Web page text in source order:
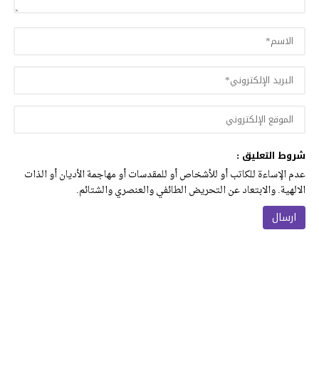
شروط التعليق :
عدم الإساءة للكاتب أو للأشخاص أو للمقدسات أو مهاجمة الأديان أو الذات
الالهية. والابتعاد عن التحريض الطائفي والعنصري والشتائم.